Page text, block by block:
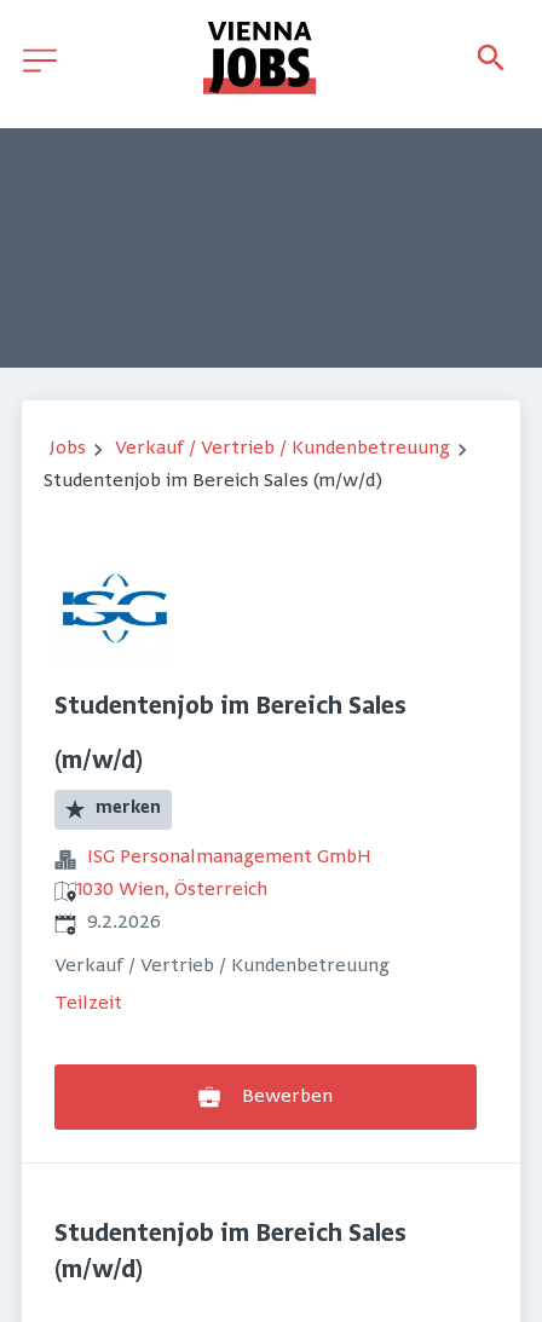
Jobs
Verkauf / Vertrieb / Kundenbetreuung
Studentenjob im Bereich Sales (m/w/d)
Studentenjob im Bereich Sales
(m/w/d)
merken
ISG Personalmanagement GmbH
1030 Wien, Österreich
Veröffentlicht
9.2.2026
Verkauf / Vertrieb / Kundenbetreuung
Teilzeit
Bewerben
Studentenjob im Bereich Sales
(m/w/d)